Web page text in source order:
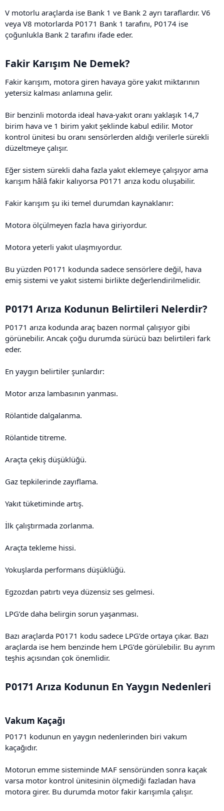
V motorlu araçlarda ise Bank 1 ve Bank 2 ayrı taraflardır. V6
veya V8 motorlarda P0171 Bank 1 tarafını, P0174 ise
çoğunlukla Bank 2 tarafını ifade eder.
Fakir Karışım Ne Demek?​
Fakir karışım, motora giren havaya göre yakıt miktarının
yetersiz kalması anlamına gelir.
Bir benzinli motorda ideal hava-yakıt oranı yaklaşık 14,7
birim hava ve 1 birim yakıt şeklinde kabul edilir. Motor
kontrol ünitesi bu oranı sensörlerden aldığı verilerle sürekli
düzeltmeye çalışır.
Eğer sistem sürekli daha fazla yakıt eklemeye çalışıyor ama
karışım hâlâ fakir kalıyorsa P0171 arıza kodu oluşabilir.
Fakir karışım şu iki temel durumdan kaynaklanır:
Motora ölçülmeyen fazla hava giriyordur.
Motora yeterli yakıt ulaşmıyordur.
Bu yüzden P0171 kodunda sadece sensörlere değil, hava
emiş sistemi ve yakıt sistemi birlikte değerlendirilmelidir.
P0171 Arıza Kodunun Belirtileri Nelerdir?​
P0171 arıza kodunda araç bazen normal çalışıyor gibi
görünebilir. Ancak çoğu durumda sürücü bazı belirtileri fark
eder.
En yaygın belirtiler şunlardır:
Motor arıza lambasının yanması.
Rölantide dalgalanma.
Rölantide titreme.
Araçta çekiş düşüklüğü.
Gaz tepkilerinde zayıflama.
Yakıt tüketiminde artış.
İlk çalıştırmada zorlanma.
Araçta tekleme hissi.
Yokuşlarda performans düşüklüğü.
Egzozdan patırtı veya düzensiz ses gelmesi.
LPG’de daha belirgin sorun yaşanması.
Bazı araçlarda P0171 kodu sadece LPG’de ortaya çıkar. Bazı
araçlarda ise hem benzinde hem LPG’de görülebilir. Bu ayrım
teşhis açısından çok önemlidir.
P0171 Arıza Kodunun En Yaygın Nedenleri​
Vakum Kaçağı​
P0171 kodunun en yaygın nedenlerinden biri vakum
kaçağıdır.
Motorun emme sisteminde MAF sensöründen sonra kaçak
varsa motor kontrol ünitesinin ölçmediği fazladan hava
motora girer. Bu durumda motor fakir karışımla çalışır.